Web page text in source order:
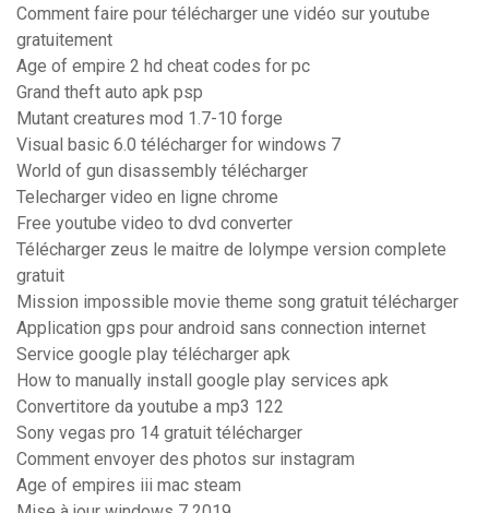
Comment faire pour télécharger une vidéo sur youtube
gratuitement
Age of empire 2 hd cheat codes for pc
Grand theft auto apk psp
Mutant creatures mod 1.7-10 forge
Visual basic 6.0 télécharger for windows 7
World of gun disassembly télécharger
Telecharger video en ligne chrome
Free youtube video to dvd converter
Télécharger zeus le maitre de lolympe version complete
gratuit
Mission impossible movie theme song gratuit télécharger
Application gps pour android sans connection internet
Service google play télécharger apk
How to manually install google play services apk
Convertitore da youtube a mp3 122
Sony vegas pro 14 gratuit télécharger
Comment envoyer des photos sur instagram
Age of empires iii mac steam